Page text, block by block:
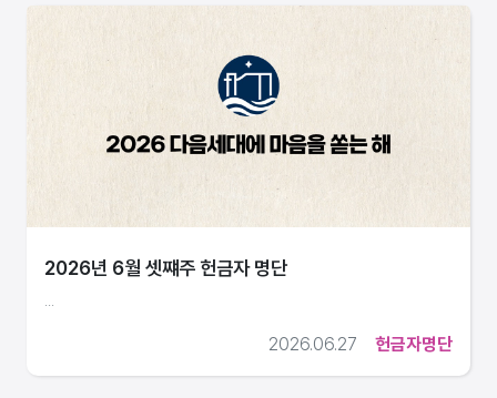
헌금자명단
2026.06.27
2026년 6월 셋쨰주 헌금자 명단